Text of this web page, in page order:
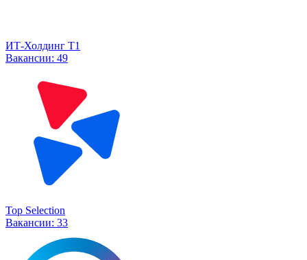
ИТ-Холдинг Т1
Вакансии: 49
Top Selection
Вакансии: 33